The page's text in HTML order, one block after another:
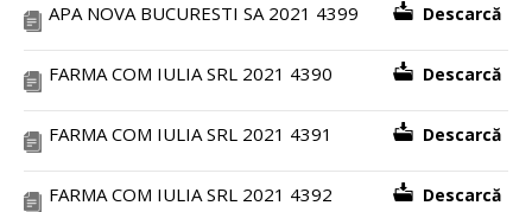
APA NOVA BUCURESTI SA 2021 4399 Descarcă
FARMA COM IULIA SRL 2021 4390 Descarcă
FARMA COM IULIA SRL 2021 4391 Descarcă
FARMA COM IULIA SRL 2021 4392 Descarcă